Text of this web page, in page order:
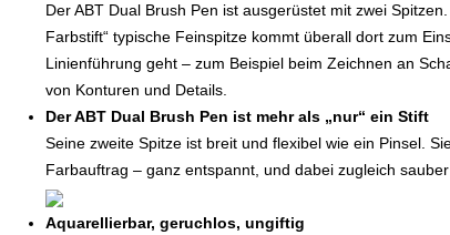
Der ABT Dual Brush Pen ist ausgerüstet mit zwei
Farbstift“ typische Feinspitze kommt überall dort zum
Linienführung geht – zum Beispiel beim Zeichnen an
von Konturen und Details.
Der ABT Dual Brush Pen ist mehr als „nur“ ein Stift
Seine zweite Spitze ist breit und flexibel wie ein Pinsel.
Farbauftrag – ganz entspannt, und dabei zugleich
Aquarellierbar, geruchlos, ungiftig